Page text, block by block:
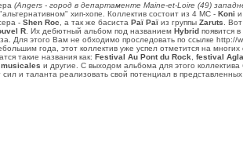
(Angers - город в департаменте Maine-et-Loire (49)
хип-хопе. Коллектив состоит из 4 МС - Koni и
- Shen Roc , а так же басиста Paï Paï из группы Zaruts .
R . Их дебютный альбом под названием Hybrid появится
Для этого Вам не обходимо проследовать по ссылке
года, этот коллектив уже успел отметится на
такие названия как: Festival Au Pont du Rock festival
и другие. С выходом альбома для этого
и таланта реализовать свой потенциал в представленных